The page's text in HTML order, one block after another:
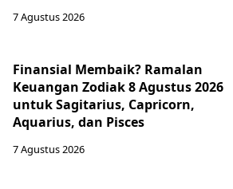
7 Agustus 2026
Finansial Membaik? Ramalan
Keuangan Zodiak 8 Agustus 2026
untuk Sagitarius, Capricorn,
Aquarius, dan Pisces
7 Agustus 2026